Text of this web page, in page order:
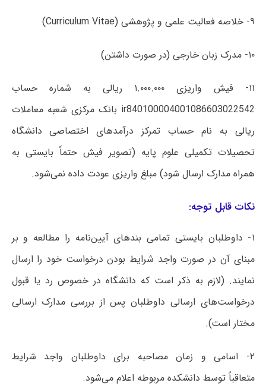
۹- خلاصه فعالیت علمی و پژوهشی (Curriculum Vitae)
۱۰- مدرک زبان خارجی (در صورت داشتن)
۱۱- فیش واریزی ۱.۰۰۰.۰۰۰ ریالی به شماره حساب
ir840100004001086603022542 بانک مرکزی شعبه معاملات
ریالی به نام حساب تمرکز درآمدهای اختصاصی دانشگاه
تحصیلات تکمیلی علوم پایه (تصویر فیش حتماً بایستی به
همراه مدارک ارسال شود) مبلغ واریزی عودت داده نمی‌شود.
نکات قابل توجه:
۱- داوطلبان بایستی تمامی بندهای آیین‌نامه را مطالعه و بر
مبنای آن در صورت واجد شرایط بودن درخواست خود را ارسال
نمایند. (لازم به ذکر است که دانشگاه در خصوص رد یا قبول
درخواست‌های ارسالی داوطلبان پس از بررسی مدارک ارسالی
مختار است).
۲- اسامی و زمان مصاحبه برای داوطلبان واجد شرایط
متعاقباً توسط دانشکده مربوطه اعلام می‌شود.